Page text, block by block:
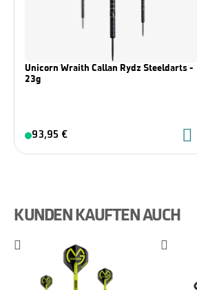
Unicorn Wraith Callan Rydz Steeldarts -
23g
93,95 €
KUNDEN KAUFTEN AUCH